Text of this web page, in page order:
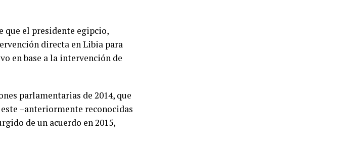
que el presidente egipcio,
directa en Libia para
en base a la intervención de
parlamentarias de 2014, que
–anteriormente reconocidas
de un acuerdo en 2015,